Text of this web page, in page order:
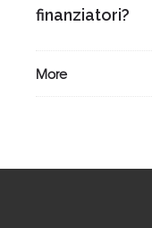
finanziatori?
More